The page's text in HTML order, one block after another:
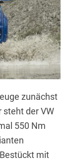
zunächst
steht der VW
550 Nm
mit